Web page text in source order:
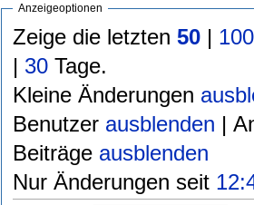
Anzeigeoptionen
Zeige die letzten50 | 100
| 30 Tage.
Kleine Änderungen
Benutzer ausblenden |
Beiträge ausblenden
Nur Änderungen seit